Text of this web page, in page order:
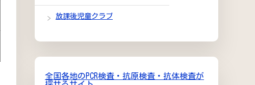
放課後児童クラブ
全国各地のPCR検査・抗原検査・抗体検査が